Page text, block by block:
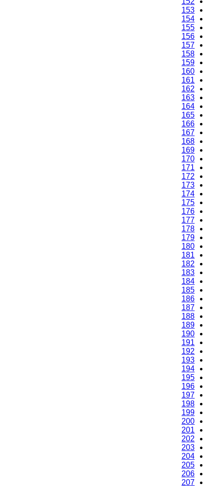
153
154
155
156
157
158
159
160
161
162
163
164
165
166
167
168
169
170
171
172
173
174
175
176
177
178
179
180
181
182
183
184
185
186
187
188
189
190
191
192
193
194
195
196
197
198
199
200
201
202
203
204
205
206
207